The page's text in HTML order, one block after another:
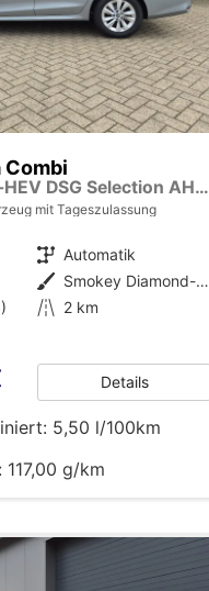
Combi
1.5 TSI 150PS m-HEV DSG Selection AHK Klimaautomatik ACC PDC v+h Rückf.Kamera Sitzheizung TWA Apple CarPlay Android Auto 16"LM
mit Tageszulassung
Getriebe Automatik
Außenfarbe
Smokey Diamond-Silber Metallic
Kilometerstand 2 km
Details
5,50 l/100km
117,00 g/km